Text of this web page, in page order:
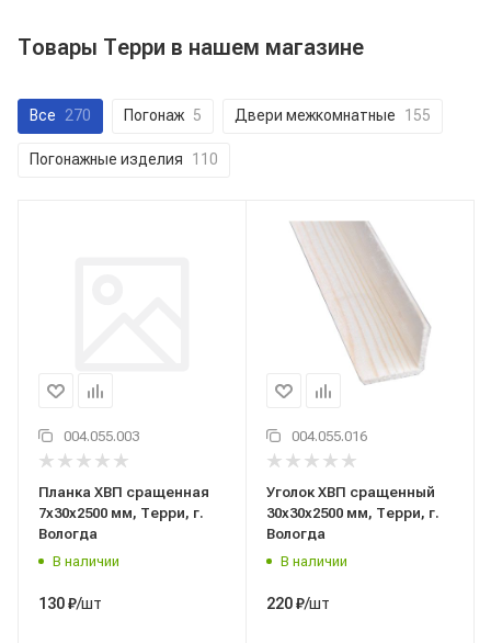
Товары Терри в нашем магазине
Все 270 Погонаж 5 Двери межкомнатные 155
Погонажные изделия 110
004.055.003
Планка ХВП сращенная
7x30x2500 мм, Терри, г.
Вологда
В наличии
130₽/шт
004.055.016
Уголок ХВП сращенный
30x30x2500 мм, Терри, г.
Вологда
В наличии
220₽/шт